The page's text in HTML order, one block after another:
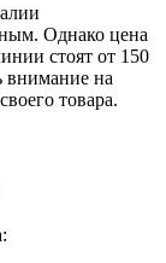
Однако цена
стоят от 150
внимание на
товара.